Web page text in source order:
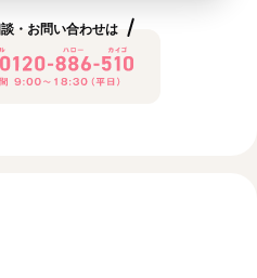
・お問い合わせは